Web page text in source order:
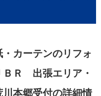
カーテンのリフォ
ＢＲ 出張エリア・
本郷受付の詳細情